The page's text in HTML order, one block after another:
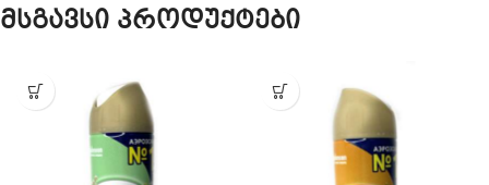
მსგავსი პროდუქტები